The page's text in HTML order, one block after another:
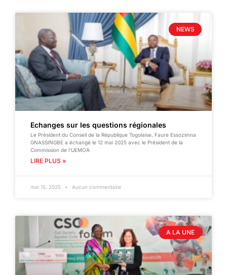
NEWS
Echanges sur les questions régionales
Le Président du Conseil de la République Togolaise, Faure Essozimna
GNASSINGBE a échangé le 12 mai 2025 avec le Président de la
Commission de l’UEMOA
LIRE PLUS »
mai 15, 2025 Aucun commentaire
A LA UNE